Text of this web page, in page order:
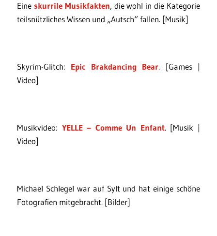
Eine skurrile Musikfakten, die wohl in die Kategorie
teilsnützliches Wissen und „Autsch“ fallen. [Musik]
Skyrim-Glitch: Epic Brakdancing Bear. [Games |
Video]
Musikvideo: YELLE – Comme Un Enfant. [Musik |
Video]
Michael Schlegel war auf Sylt und hat einige schöne
Fotografien mitgebracht. [Bilder]